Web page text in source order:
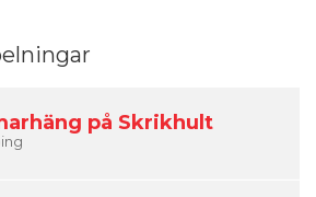
på Skrikhult